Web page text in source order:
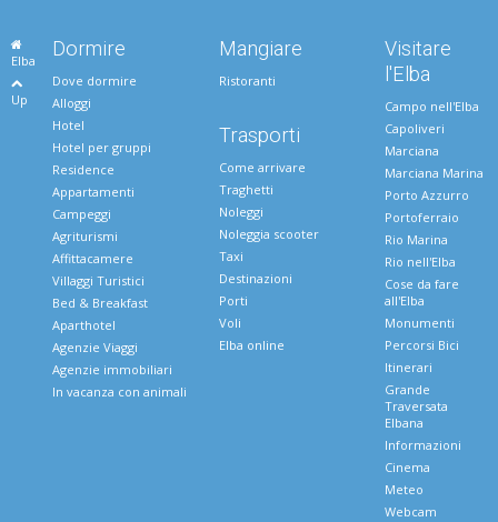
Elba
Up
Dormire
Dove dormire
Alloggi
Hotel
Hotel per gruppi
Residence
Appartamenti
Campeggi
Agriturismi
Affittacamere
Villaggi Turistici
Bed & Breakfast
Aparthotel
Agenzie Viaggi
Agenzie immobiliari
In vacanza con animali
Mangiare
Ristoranti
Trasporti
Come arrivare
Traghetti
Noleggi
Noleggia scooter
Taxi
Destinazioni
Porti
Voli
Elba online
Visitare
l'Elba
Campo nell'Elba
Capoliveri
Marciana
Marciana Marina
Porto Azzurro
Portoferraio
Rio Marina
Rio nell'Elba
Cose da fare
all'Elba
Monumenti
Percorsi Bici
Itinerari
Grande
Traversata
Elbana
Informazioni
Cinema
Meteo
Webcam